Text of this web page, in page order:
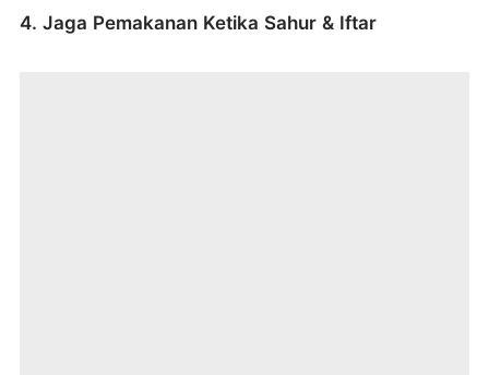
4. Jaga Pemakanan Ketika Sahur & Iftar